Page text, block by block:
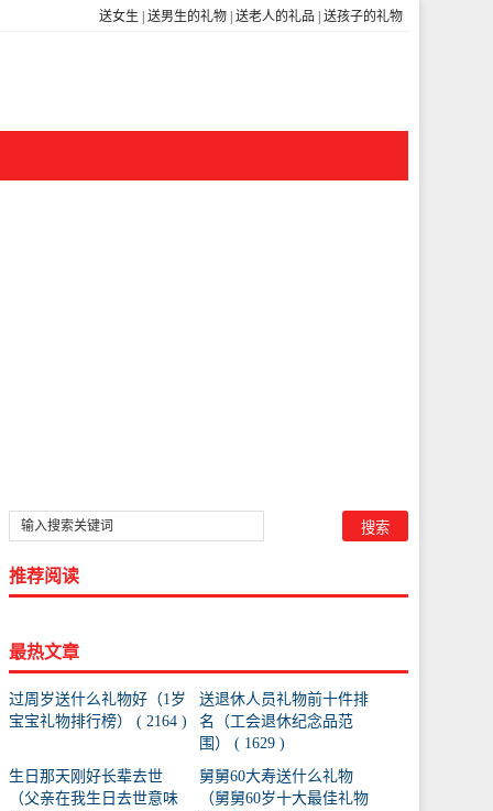
送女生 送男生的礼物 送老人的礼品 送孩子的礼物
推荐阅读
最热文章
过周岁送什么礼物好（1岁
宝宝礼物排行榜） ( 2164 )
送退休人员礼物前十件排
名（工会退休纪念品范
围） ( 1629 )
生日那天刚好长辈去世
（父亲在我生日去世意味
舅舅60大寿送什么礼物
（舅舅60岁十大最佳礼物